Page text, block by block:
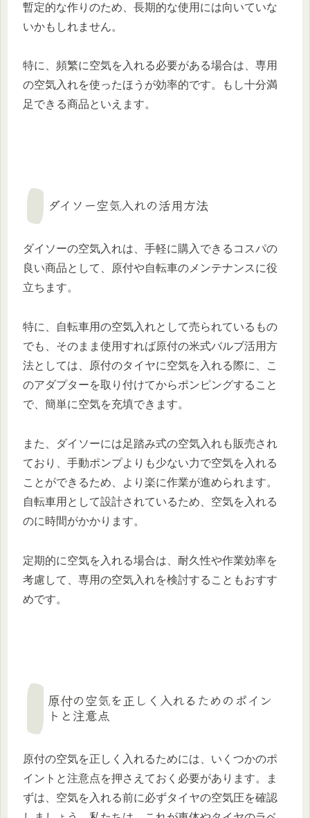
暫定的な作りのため、長期的な使用には向いていな
いかもしれません。
特に、頻繁に空気を入れる必要がある場合は、専用
の空気入れを使ったほうが効率的です。もし十分満
足できる商品といえます。
ダイソー空気入れの活用方法
ダイソーの空気入れは、手軽に購入できるコスパの
良い商品として、原付や自転車のメンテナンスに役
立ちます。
特に、自転車用の空気入れとして売られているもの
でも、そのまま使用すれば原付の米式バルブ活用方
法としては、原付のタイヤに空気を入れる際に、こ
のアダプターを取り付けてからポンピングすること
で、簡単に空気を充填できます。
また、ダイソーには足踏み式の空気入れも販売され
ており、手動ポンプよりも少ない力で空気を入れる
ことができるため、より楽に作業が進められます。
自転車用として設計されているため、空気を入れる
のに時間がかかります。
定期的に空気を入れる場合は、耐久性や作業効率を
考慮して、専用の空気入れを検討することもおすす
めです。
原付の空気を正しく入れるためのポイン
トと注意点
原付の空気を正しく入れるためには、いくつかのポ
イントと注意点を押さえておく必要があります。ま
ずは、空気を入れる前に必ずタイヤの空気圧を確認